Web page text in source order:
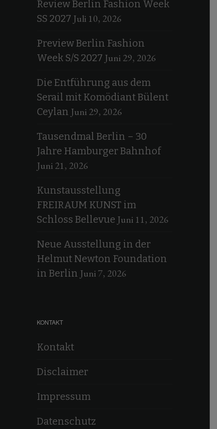
Review Berlin Fashion Week
SS 2027 Juli 10, 2026
Preview Berlin Fashion
Week S/S 2027 Juni 29, 2026
Die Entführung aus dem
Serail mit Komödiant Bülent
Ceylan Juni 29, 2026
Tausendmal Berlin – 30
Jahre Hamburger Bahnhof
Juni 21, 2026
Kunstausstellung
FREIRAUM KUNST im
Schloss Bellevue Juni 11, 2026
Neue Ausstellung in der
Helmut Newton Foundation
in Berlin Juni 7, 2026
KONTAKT
Kontakt
Disclaimer
Impressum
Datenschutz